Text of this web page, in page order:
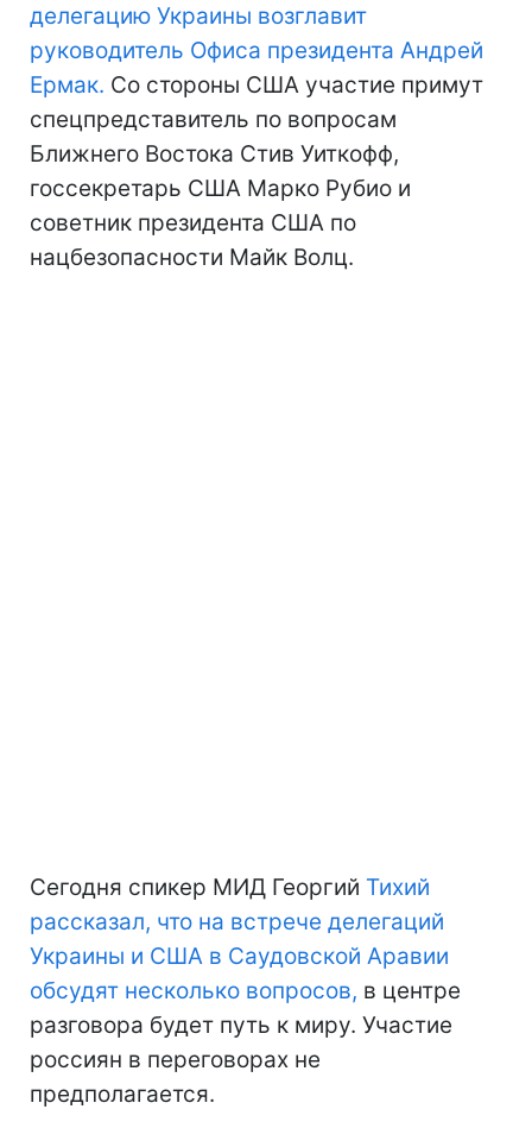
делегацию Украины возглавит
руководитель Офиса президента Андрей
Ермак. Со стороны США участие примут
спецпредставитель по вопросам
Ближнего Востока Стив Уиткофф,
госсекретарь США Марко Рубио и
советник президента США по
нацбезопасности Майк Волц.
Сегодня спикер МИД Георгий Тихий
рассказал, что на встрече делегаций
Украины и США в Саудовской Аравии
обсудят несколько вопросов, в центре
разговора будет путь к миру. Участие
россиян в переговорах не
предполагается.